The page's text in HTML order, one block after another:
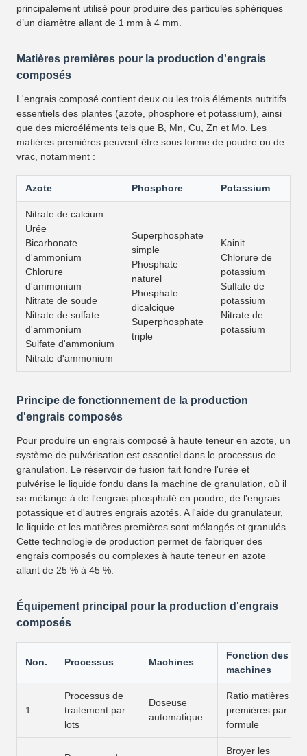
principalement utilisé pour produire des particules sphériques
d’un diamètre allant de 1 mm à 4 mm.
Matières premières pour la production d'engrais
composés
L'engrais composé contient deux ou les trois éléments nutritifs
essentiels des plantes (azote, phosphore et potassium), ainsi
que des microéléments tels que B, Mn, Cu, Zn et Mo. Les
matières premières peuvent être sous forme de poudre ou de
vrac, notamment :
Azote Phosphore Potassium
Nitrate de calcium
Urée
Bicarbonate
d'ammonium
Chlorure
d'ammonium
Nitrate de soude
Nitrate de sulfate
d'ammonium
Sulfate d'ammonium
Nitrate d'ammonium
Superphosphate
simple
Phosphate
naturel
Phosphate
dicalcique
Superphosphate
triple
Kainit
Chlorure de
potassium
Sulfate de
potassium
Nitrate de
potassium
Principe de fonctionnement de la production
d'engrais composés
Pour produire un engrais composé à haute teneur en azote, un
système de pulvérisation est essentiel dans le processus de
granulation. Le réservoir de fusion fait fondre l'urée et
pulvérise le liquide fondu dans la machine de granulation, où il
se mélange à de l'engrais phosphaté en poudre, de l'engrais
potassique et d'autres engrais azotés. A l'aide du granulateur,
le liquide et les matières premières sont mélangés et granulés.
Cette technologie de production permet de fabriquer des
engrais composés ou complexes à haute teneur en azote
allant de 25 % à 45 %.
Équipement principal pour la production d'engrais
composés
Non. Processus Machines
Fonction des
machines
1
Processus de
traitement par
lots
Doseuse
automatique
Ratio matières
premières par
formule
Broyer les